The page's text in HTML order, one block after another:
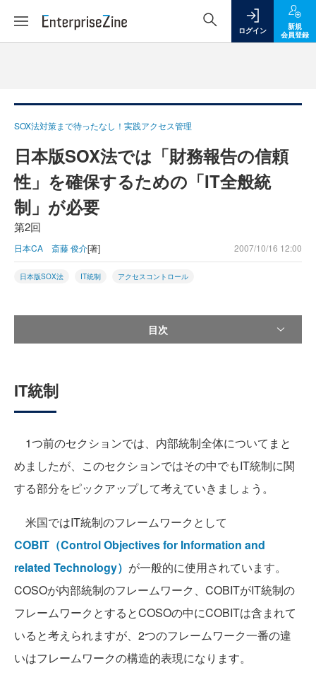
ログイン
新規
会員登録
SOX法対策まで待ったなし！実践アクセス管理
日本版SOX法では「財務報告の信頼
性」を確保するための「IT全般統
制」が必要
第2回
日本CA 斎藤 俊介[著] 2007/10/16 12:00
日本版SOX法 IT統制 アクセスコントロール
目次
IT統制
1つ前のセクションでは、内部統制全体についてまと
めましたが、このセクションではその中でもIT統制に関
する部分をピックアップして考えていきましょう。
米国ではIT統制のフレームワークとして
COBIT（Control Objectives for Information and
related Technology） が一般的に使用されています。
COSOが内部統制のフレームワーク、COBITがIT統制の
フレームワークとするとCOSOの中にCOBITは含まれて
いると考えられますが、2つのフレームワーク一番の違
いはフレームワークの構造的表現になります。